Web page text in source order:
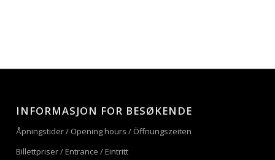
INFORMASJON FOR BESØKENDE
Åpningstider / Opening hours / Öffnungszeiten
Billettpriser / Entrance / Eintritt